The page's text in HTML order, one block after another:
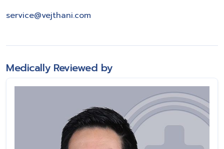
service@vejthani.com
Medically Reviewed by